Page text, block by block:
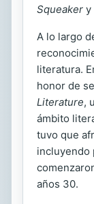
Squeaker y
A lo largo
literatura.
honor de
Literature,
ámbito
tuvo que
incluyendo
años 30.